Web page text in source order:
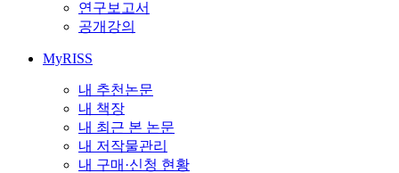
연구보고서
공개강의
MyRISS
내 추천논문
내 책장
내 최근 본 논문
내 저작물관리
내 구매·신청 현황